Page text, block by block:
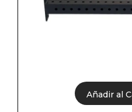
Añadir al
Añadir al